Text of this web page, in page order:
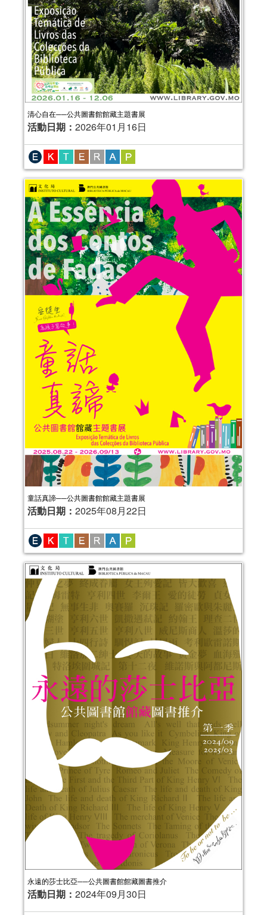
清心自在──公共圖書館館藏主題書展
活動日期： 2026年01月16日
童話真諦──公共圖書館館藏主題書展
活動日期： 2025年08月22日
永遠的莎士比亞──公共圖書館館藏圖書推介
活動日期： 2024年09月30日